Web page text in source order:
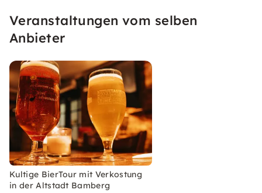
Veranstaltungen vom selben
Anbieter
Kultige BierTour mit Verkostung
in der Altstadt Bamberg